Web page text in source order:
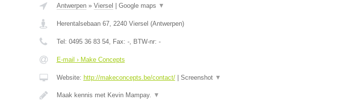
Antwerpen» Viersel Google maps ▼
Herentalsebaan 67, 2240 Viersel (Antwerpen)
Tel: 0495 36 83 54, Fax: -, BTW-nr: -
E-mail › Make Concepts
Website: http://makeconcepts.be/contact/| Screenshot ▼
Maak kennis met Kevin Mampay. ▼